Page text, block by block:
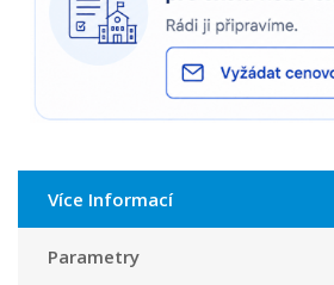
Více Informací
Parametry